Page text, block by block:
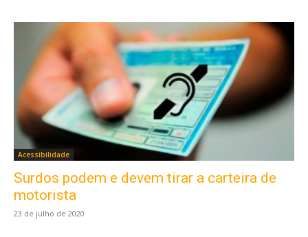
Acessibilidade
Surdos podem e devem tirar a carteira de
motorista
23 de julho de 2020
Este site usa cookies para garantir que você